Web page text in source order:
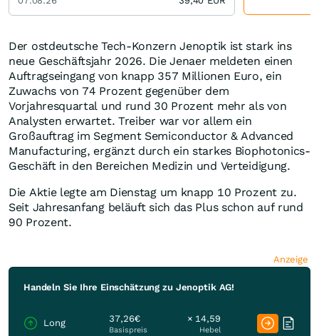
Der ostdeutsche Tech-Konzern Jenoptik ist stark ins
neue Geschäftsjahr 2026. Die Jenaer meldeten einen
Auftragseingang von knapp 357 Millionen Euro, ein
Zuwachs von 74 Prozent gegenüber dem
Vorjahresquartal und rund 30 Prozent mehr als von
Analysten erwartet. Treiber war vor allem ein
Großauftrag im Segment Semiconductor & Advanced
Manufacturing, ergänzt durch ein starkes Biophotonics-
Geschäft in den Bereichen Medizin und Verteidigung.
Die Aktie legte am Dienstag um knapp 10 Prozent zu.
Seit Jahresanfang beläuft sich das Plus schon auf rund
90 Prozent.
Anzeige
Handeln Sie Ihre Einschätzung zu Jenoptik AG!
Long 37,26€
Basispreis
× 14,59
Hebel